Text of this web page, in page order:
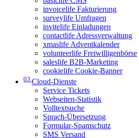
invoicelife Fakturierung
surveylife Umfragen
invitelife Einladungen
contactlife Adressverwaltung
xmaslife Adventkalender
volunteerlife Freiwilligenbörse
saleslife B2B-Marketing
cookielife Cookie-Banner
03 Cloud-Dienste
Service Tickets
Webseiten-Statistik
Volltextsuche
Sprach-Übersetzung
Formular-Spamschutz
SMS Versand